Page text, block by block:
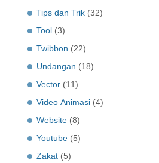
Tips dan Trik (32)
Tool (3)
Twibbon (22)
Undangan (18)
Vector (11)
Video Animasi (4)
Website (8)
Youtube (5)
Zakat (5)